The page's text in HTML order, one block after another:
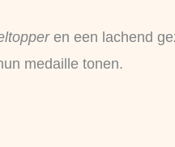
en een lachend
medaille tonen.